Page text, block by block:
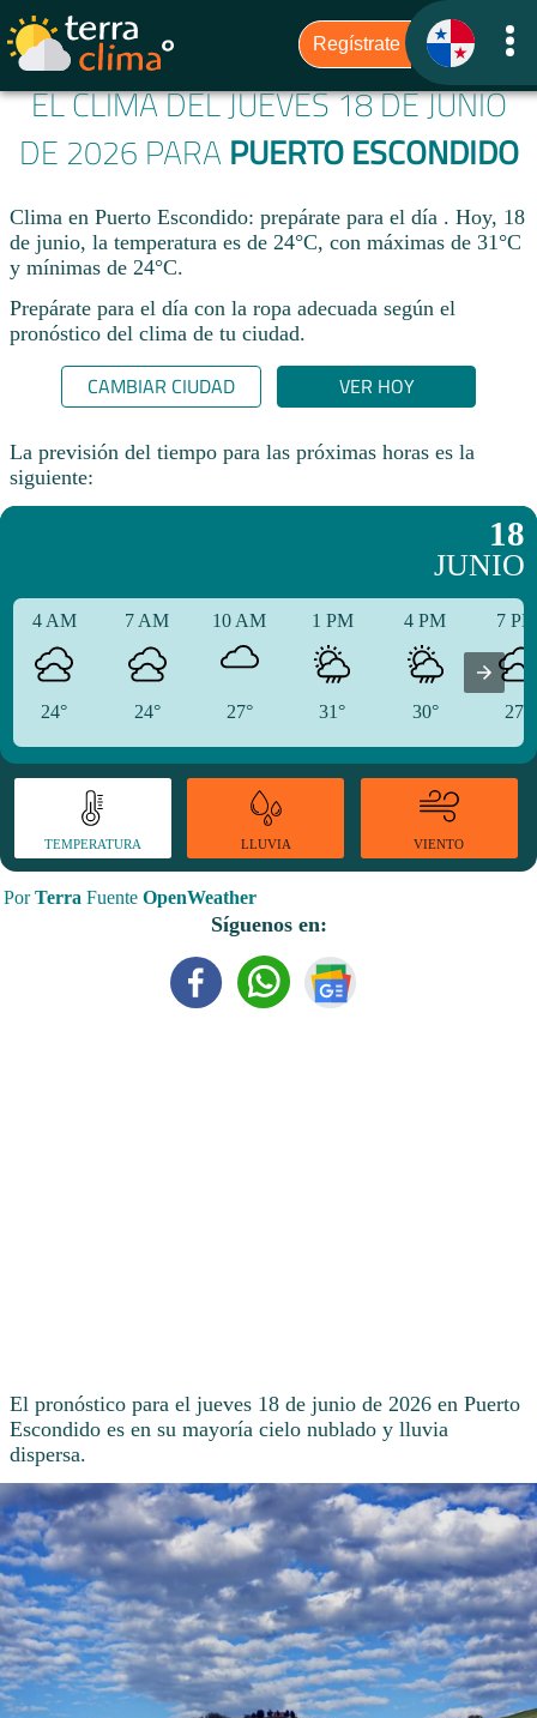
EL CLIMA DEL JUEVES 18 DE JUNIO
DE 2026 PARA PUERTO ESCONDIDO
Clima en Puerto Escondido: prepárate para el día . Hoy, 18
de junio, la temperatura es de 24°C, con máximas de 31°C
y mínimas de 24°C.
Prepárate para el día con la ropa adecuada según el
pronóstico del clima de tu ciudad.​
CAMBIAR CIUDAD VER HOY
La previsión del tiempo para las próximas horas es la
siguiente:
18
JUNIO
4 AM
24°
7 AM
24°
10 AM
27°
1 PM
31°
4 PM
30°
7
27°
TEMPERATURA LLUVIA VIENTO
PorTerra Fuente OpenWeather
Síguenos en:
El pronóstico para el jueves 18 de junio de 2026 en Puerto
Escondido es en su mayoría cielo nublado y lluvia
dispersa.